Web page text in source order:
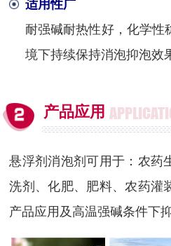
适用性广
耐强碱耐热性好，化学性
境下持续保持消泡抑泡效
产品应用
悬浮剂消泡剂可用于：农药
洗剂、化肥、肥料、农药灌
产品应用及高温强碱条件下